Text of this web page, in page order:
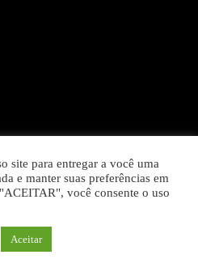
site para entregar a você uma
e manter suas preferências em
você consente o uso
Aceitar